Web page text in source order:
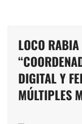
LOCO RABIA
DIGITAL Y
MÚLTIPLES